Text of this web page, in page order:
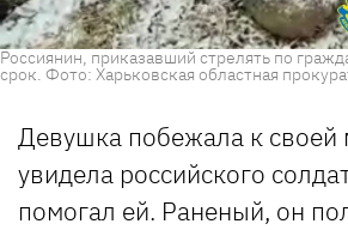
Россиянин, приказавший стрелять по
срок. Фото: Харьковская областная
Девушка побежала к
увидела российского
помогал ей. Раненый, он